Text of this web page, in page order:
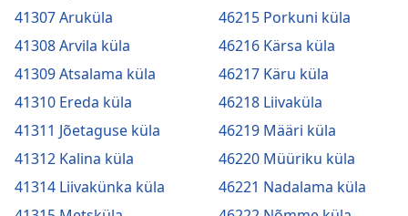
41307 Aruküla
41308 Arvila küla
41309 Atsalama küla
41310 Ereda küla
41311 Jõetaguse küla
41312 Kalina küla
41314 Liivakünka küla
46215 Porkuni küla
46216 Kärsa küla
46217 Käru küla
46218 Liivaküla
46219 Määri küla
46220 Müüriku küla
46221 Nadalama küla